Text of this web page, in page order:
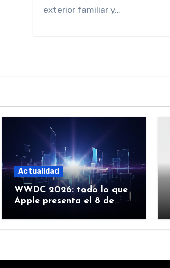
exterior familiar y…
Actualidad
WWDC 2026: todo lo que
Apple presenta el 8 de
más)